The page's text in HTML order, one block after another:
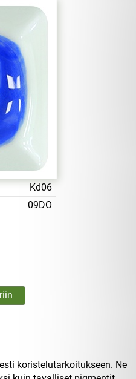
Kd06
09DO
koristelutarkoitukseen. Ne